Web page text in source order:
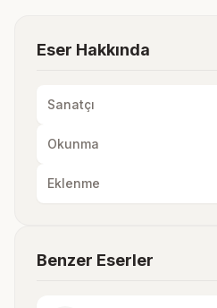
Eser Hakkında
Sanatçı
Okunma
Eklenme
Benzer Eserler